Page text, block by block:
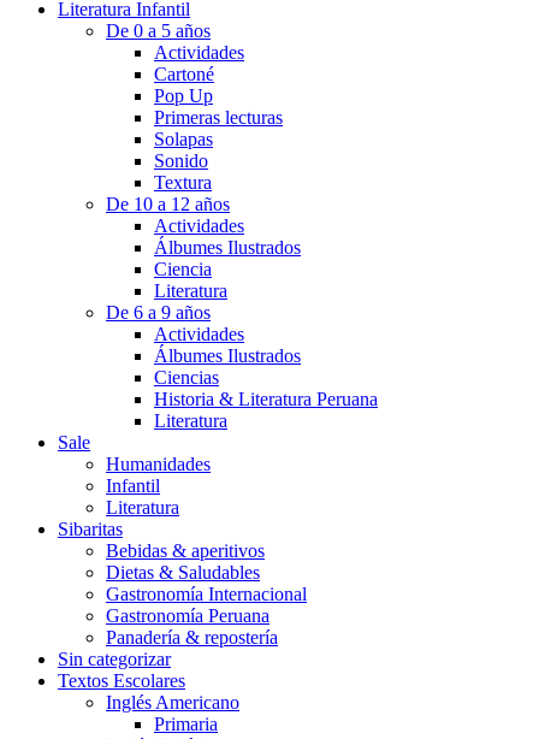
Literatura Infantil
De 0 a 5 años
Actividades
Cartoné
Pop Up
Primeras lecturas
Solapas
Sonido
Textura
De 10 a 12 años
Actividades
Álbumes Ilustrados
Ciencia
Literatura
De 6 a 9 años
Actividades
Álbumes Ilustrados
Ciencias
Historia & Literatura Peruana
Literatura
Sale
Humanidades
Infantil
Literatura
Sibaritas
Bebidas & aperitivos
Dietas & Saludables
Gastronomía Internacional
Gastronomía Peruana
Panadería & repostería
Sin categorizar
Textos Escolares
Inglés Americano
Primaria